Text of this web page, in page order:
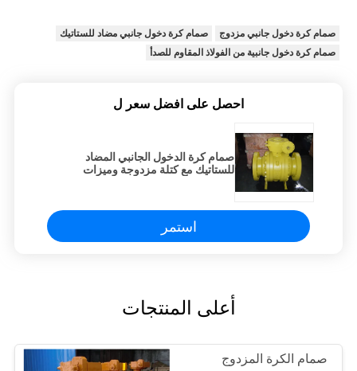
صمام كرة دخول جانبي مزدوج
صمام كرة دخول جانبي مضاد للستاتيك
صمام كرة دخول جانبية من الفولاذ المقاوم للصدأ
احصل على افضل سعر ل
صمام كرة الدخول الجانبي المضاد
للستاتيك مع كتلة مزدوجة وميزات
استمر
أعلى المنتجات
صمام الكرة المزدوج